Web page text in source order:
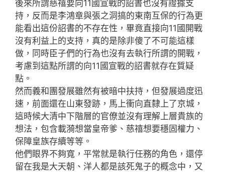
後來所謂慈禧要向11國宣戰的詔書也沒有證據支
持，反而是李鴻章與張之洞搞的東南互保的行為更
能看出這份詔書的不存在性，畢竟直接向11國開戰
沒有利益上的支持，真的是除非傻了不可能這樣
做，同時臣子們的行為也沒有去執行所謂的開戰，
考慮到這點所謂的向11國宣戰的詔書就存在質疑
點。
然而義和團發展雖然有被暗中扶持，但發展過度迅
速，前面還在山東發跡，馬上衝向直隸上了京城，
這時候大清中下階層的官僚並沒有理解上層貴族的
想法，包含載漪想當皇帝爹、慈禧想要穩固權力、
保障皇族存續等等。
他們眼界不夠寬，平常就是執行任務的角色，還停
留在我是大天朝、洋人都是該死鬼子的概念中，又